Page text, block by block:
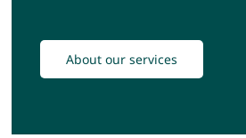
About our services